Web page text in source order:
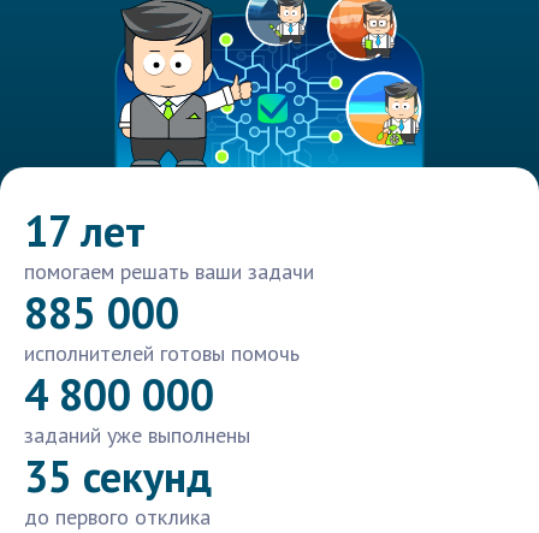
17 лет
помогаем решать ваши задачи
885 000
исполнителей готовы помочь
4 800 000
заданий уже выполнены
35 секунд
до первого отклика